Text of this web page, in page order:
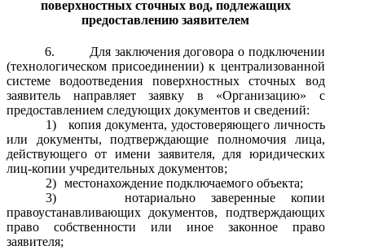
поверхностных сточных вод, подлежащих
предоставлению заявителем
6.
Для заключения договора о подключении
(технологическом присоединении) к централизованной
системе водоотведения поверхностных сточных вод
заявитель направляет заявку в «Организацию» с
предоставлением следующих документов и сведений:
1)
копия документа, удостоверяющего личность
или документы, подтверждающие полномочия лица,
действующего от имени заявителя, для юридических
лиц-копии учредительных документов;
2) местонахождение подключаемого объекта;
3)
нотариально заверенные копии
правоустанавливающих документов, подтверждающих
право собственности или иное законное право
заявителя;